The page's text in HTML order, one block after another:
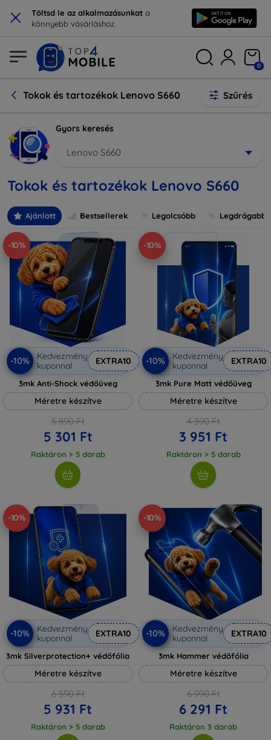
× Töltsd le az alkalmazásunkat a
könnyebb vásárláshoz.
0
Tokok és tartozékok Lenovo S660 Szűrés
Gyors keresés
Lenovo S660
Tokok és tartozékok Lenovo S660
Ajánlott Bestsellerek Legolcsóbb Legdrágabb
-10%
-10%
Kedvezmény
kuponnal
EXTRA10
3mk Anti-Shock védőüveg
Méretre készítve
5 890 Ft
5 301 Ft
Raktáron > 5 darab
-10%
-10%
Kedvezmény
kuponnal
EXTRA10
3mk Pure Matt védőüveg
Méretre készítve
4 390 Ft
3 951 Ft
Raktáron > 5 darab
-10%
-10%
Kedvezmény
kuponnal
EXTRA10
3mk Silverprotection+ védőfólia
Méretre készítve
6 590 Ft
5 931 Ft
Raktáron > 5 darab
-10%
-10%
Kedvezmény
kuponnal
EXTRA10
3mk Hammer védőfólia
Méretre készítve
6 990 Ft
6 291 Ft
Raktáron 3 darab